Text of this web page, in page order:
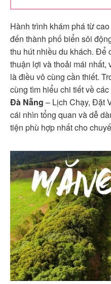
Hành trình khám phá từ
đến thành phố biển sôi
thu hút nhiều du khách. Để
thuận lợi và thoải mái nhất,
là điều vô cùng cần thiết.
cùng tìm hiểu chi tiết về
Đà Nẵng – Lịch Chạy, Đặt
cái nhìn tổng quan và dễ
tiện phù hợp nhất cho